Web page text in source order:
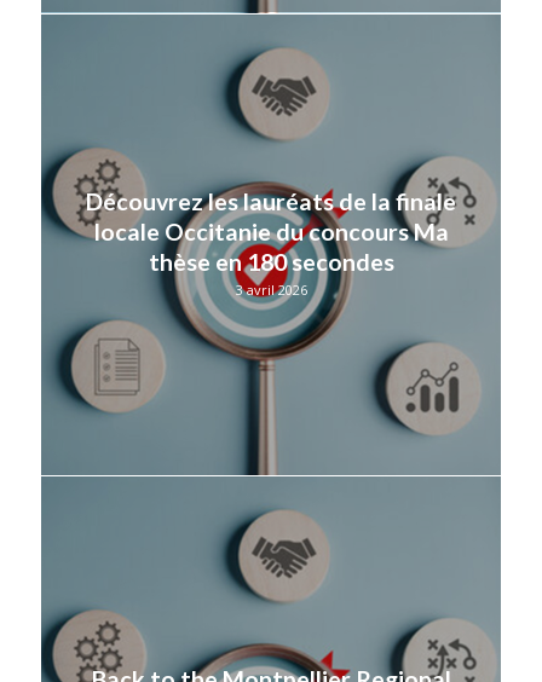
Découvrez les lauréats de la finale
locale Occitanie du concours Ma
thèse en 180 secondes
3 avril 2026